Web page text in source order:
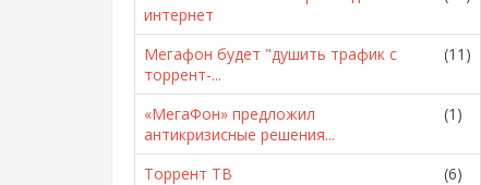
интернет
Мегафон будет "душить трафик с
торрент-...
(11)
«МегаФон» предложил
антикризисные решения...
(1)
Торрент ТВ
(6)